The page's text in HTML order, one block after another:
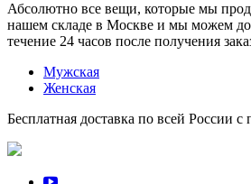
Абсолютно все вещи, которые мы
нашем складе в Москве и мы можем
течение 24 часов после получения
Мужская
Женская
Бесплатная доставка по всей России с